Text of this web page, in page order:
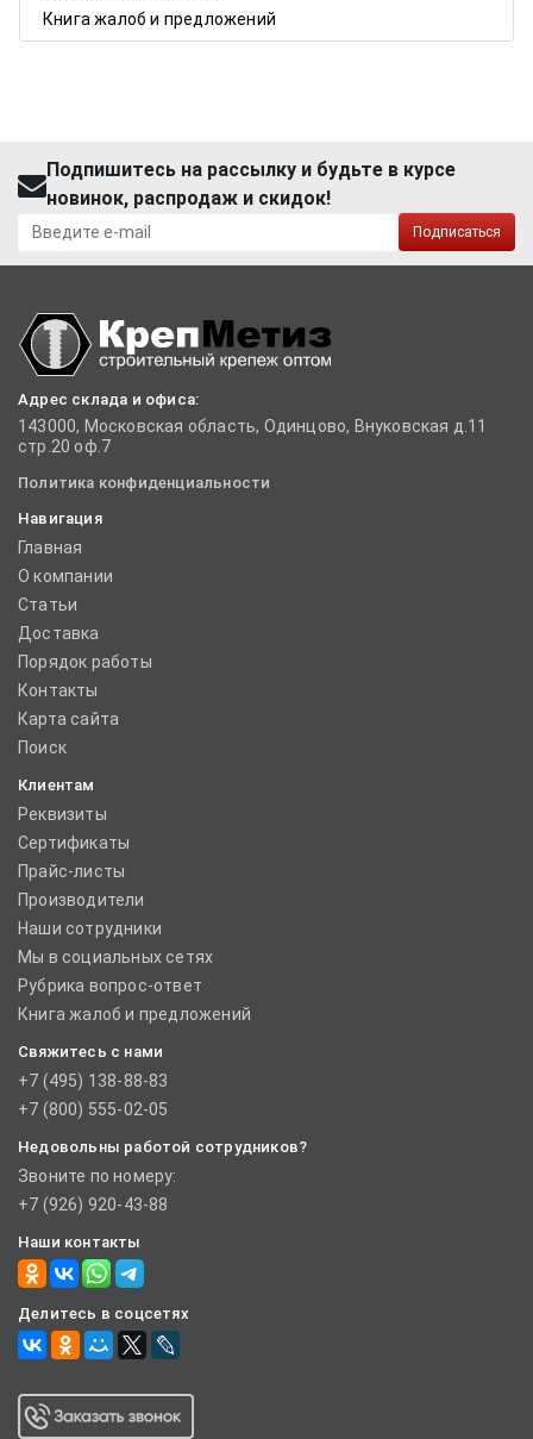
Книга жалоб и предложений
Подпишитесь на рассылку и будьте в курсе
новинок, распродаж и скидок!
Подписаться
Адрес склада и офиса:
143000, Московская область, Одинцово, Внуковская д.11
стр.20 оф.7
Политика конфиденциальности
Навигация
Главная
О компании
Статьи
Доставка
Порядок работы
Контакты
Карта сайта
Поиск
Клиентам
Реквизиты
Сертификаты
Прайс-листы
Производители
Наши сотрудники
Мы в социальных сетях
Рубрика вопрос-ответ
Книга жалоб и предложений
Свяжитесь с нами
+7 (495) 138-88-83
+7 (800) 555-02-05
Недовольны работой сотрудников?
Звоните по номеру:
+7 (926) 920-43-88
Наши контакты
Делитесь в соцсетях